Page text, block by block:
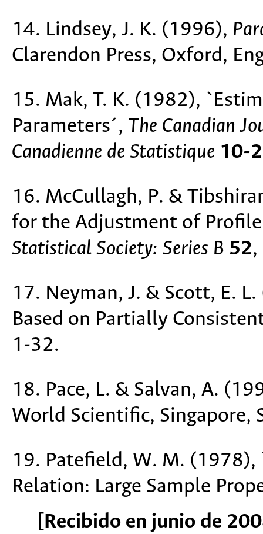
14. Lindsey, J. K. (1996),
Clarendon Press, Oxford,
15. Mak, T. K. (1982),
Parameters´, The Canadian
Canadienne de Statistique 10-2
16. McCullagh, P. &
for the Adjustment of
Statistical Society: Series B 52
17. Neyman, J. & Scott, E.
Based on Partially
1-32.
18. Pace, L. & Salvan, A.
World Scientific, Singapore,
19. Patefield, W. M.
Relation: Large Sample
[Recibido en junio de